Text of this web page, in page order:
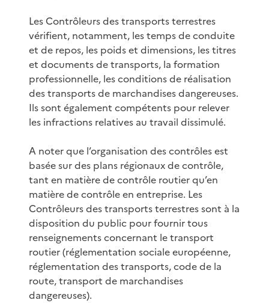
Les Contrôleurs des transports terrestres
vérifient, notamment, les temps de conduite
et de repos, les poids et dimensions, les titres
et documents de transports, la formation
professionnelle, les conditions de réalisation
des transports de marchandises dangereuses.
Ils sont également compétents pour relever
les infractions relatives au travail dissimulé.
A noter que l’organisation des contrôles est
basée sur des plans régionaux de contrôle,
tant en matière de contrôle routier qu’en
matière de contrôle en entreprise. Les
Contrôleurs des transports terrestres sont à la
disposition du public pour fournir tous
renseignements concernant le transport
routier (réglementation sociale européenne,
réglementation des transports, code de la
route, transport de marchandises
dangereuses).